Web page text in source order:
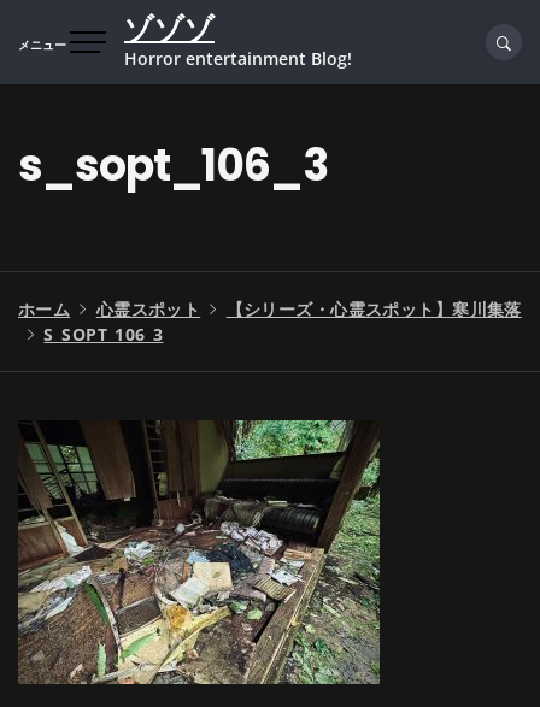
プ
メニュー ゾゾゾ
Horror entertainment Blog!
s_sopt_106_3
ホーム 心霊スポット
【シリーズ・心霊スポット】寒川集落
S_SOPT_106_3